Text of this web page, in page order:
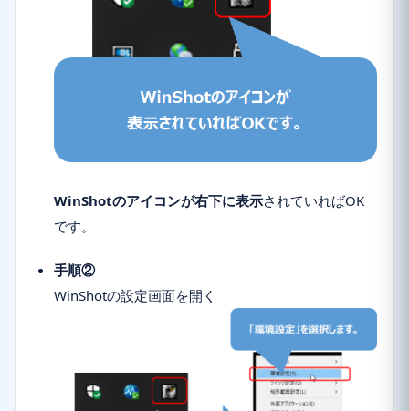
WinShotのアイコンが右下に表示されていればOK
です。
手順②
WinShotの設定画面を開く